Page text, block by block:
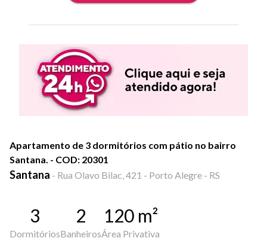
Apartamento de 3 dormitórios com pátio no bairro
Santana. - COD: 20301
Santana - Rua Olavo Bilac, 421 - Porto Alegre - RS
3
Dormitórios
2
Banheiros
120 m²
Área Privativa